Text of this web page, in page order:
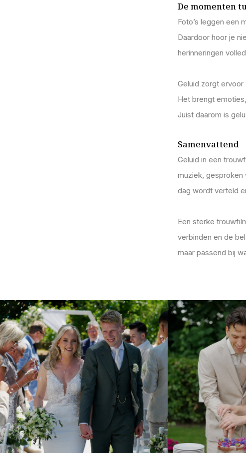
De momenten
Foto’s leggen een
Daardoor hoor je
herinneringen
Geluid zorgt
Het brengt
Juist daarom is
Samenvattend
Geluid in een
muziek, gesproken
dag wordt verteld
Een sterke
verbinden en de
maar passend bij